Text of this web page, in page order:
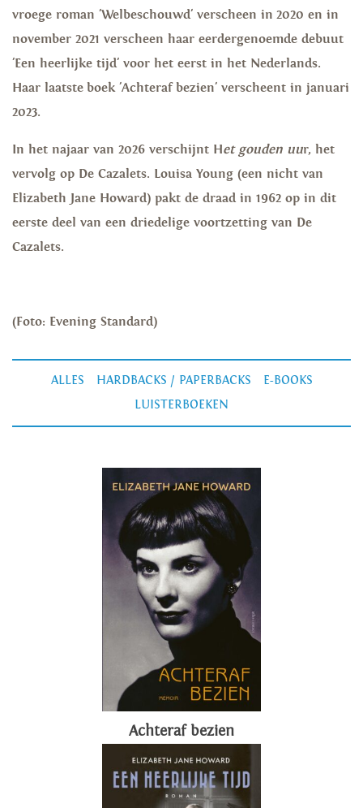
vroege roman 'Welbeschouwd' verscheen in 2020 en in
november 2021 verscheen haar eerdergenoemde debuut
'Een heerlijke tijd' voor het eerst in het Nederlands.
Haar laatste boek 'Achteraf bezien' verscheent in januari
2023.
In het najaar van 2026 verschijnt Het gouden uur, het
vervolg op De Cazalets. Louisa Young (een nicht van
Elizabeth Jane Howard) pakt de draad in 1962 op in dit
eerste deel van een driedelige voortzetting van De
Cazalets.
(Foto: Evening Standard)
ALLES HARDBACKS / PAPERBACKS
E-BOOKS
LUISTERBOEKEN
Achteraf bezien